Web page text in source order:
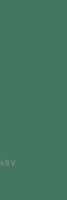
B.V.